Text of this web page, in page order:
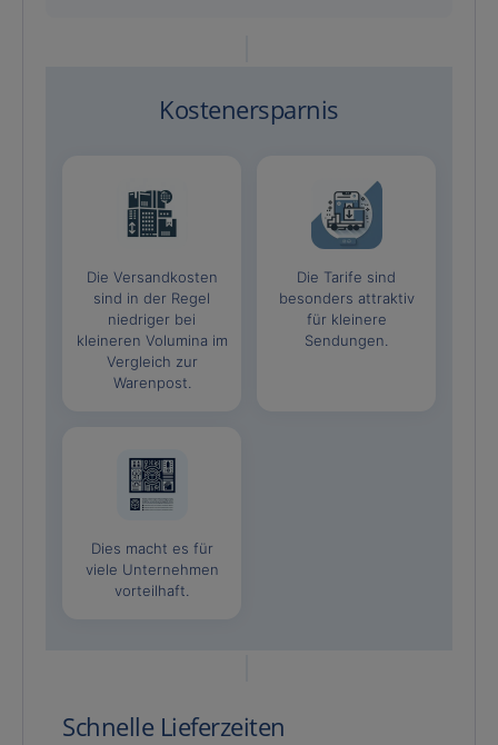
Kostenersparnis
Die Versandkosten
sind in der Regel
niedriger bei
kleineren Volumina im
Vergleich zur
Warenpost.
Die Tarife sind
besonders attraktiv
für kleinere
Sendungen.
Dies macht es für
viele Unternehmen
vorteilhaft.
Schnelle Lieferzeiten